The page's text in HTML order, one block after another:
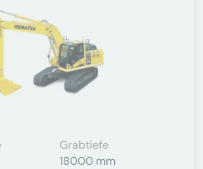
Grabtiefe
18000 mm